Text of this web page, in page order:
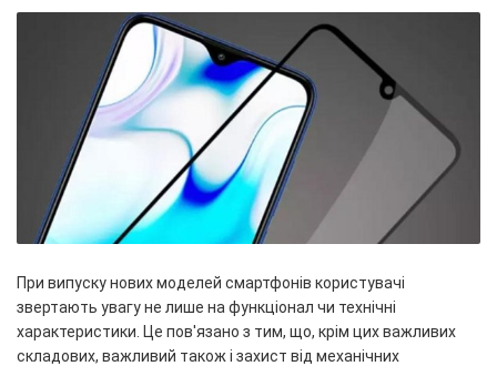
При випуску нових моделей смартфонів користувачі
звертають увагу не лише на функціонал чи технічні
характеристики. Це пов'язано з тим, що, крім цих важливих
складових, важливий також і захист від механічних